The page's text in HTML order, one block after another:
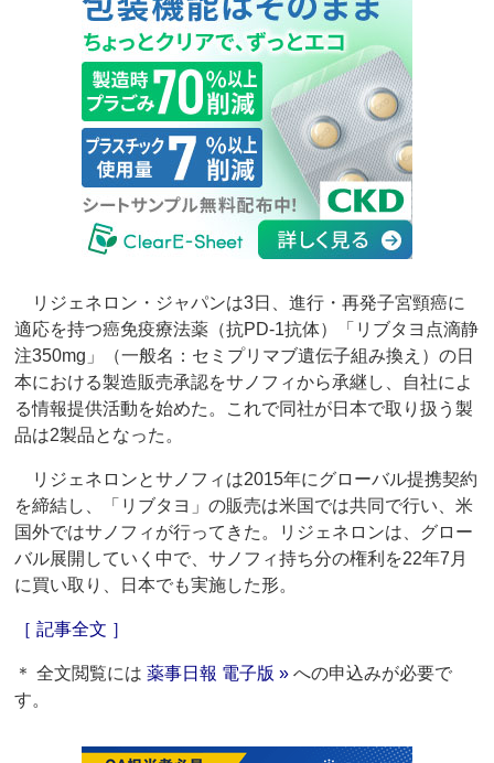
リジェネロン・ジャパンは3日、進行・再発子宮頸癌に
適応を持つ癌免疫療法薬（抗PD-1抗体）「リブタヨ点滴静
注350mg」（一般名：セミプリマブ遺伝子組み換え）の日
本における製造販売承認をサノフィから承継し、自社によ
る情報提供活動を始めた。これで同社が日本で取り扱う製
品は2製品となった。
リジェネロンとサノフィは2015年にグローバル提携契約
を締結し、「リブタヨ」の販売は米国では共同で行い、米
国外ではサノフィが行ってきた。リジェネロンは、グロー
バル展開していく中で、サノフィ持ち分の権利を22年7月
に買い取り、日本でも実施した形。
［ 記事全文 ］
＊ 全文閲覧には薬事日報 電子版 » への申込みが必要で
す。